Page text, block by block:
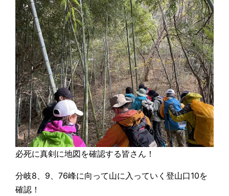
必死に真剣に地図を確認する皆さん！
分岐8、9、76峰に向って山に入っていく登山口10を
確認！